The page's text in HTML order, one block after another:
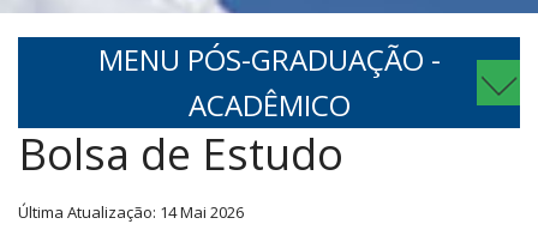
MENU PÓS-GRADUAÇÃO -
ACADÊMICO
Bolsa de Estudo
Última Atualização: 14 Mai 2026